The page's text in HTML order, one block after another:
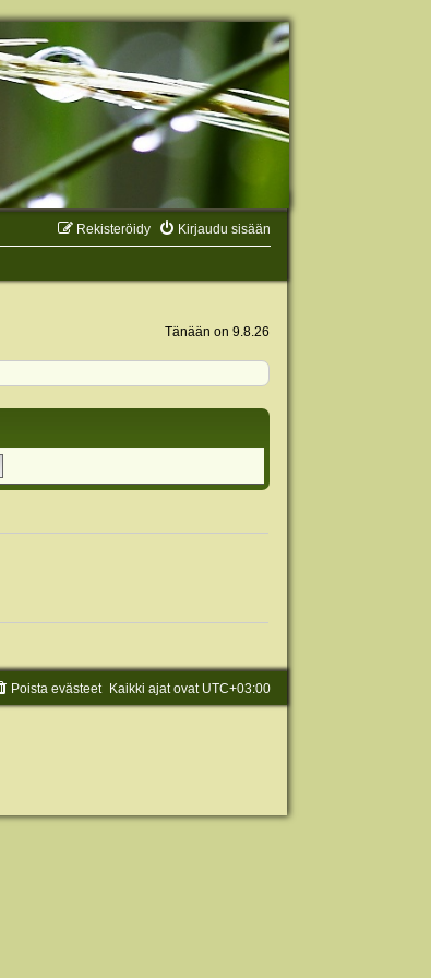
Kirjaudu sisään
Rekisteröidy
Tänään on 9.8.26
Kaikki ajat ovat UTC+03:00
Poista evästeet